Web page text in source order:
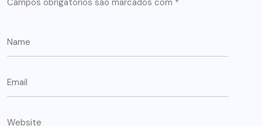
Campos obrigatórios são marcados com *